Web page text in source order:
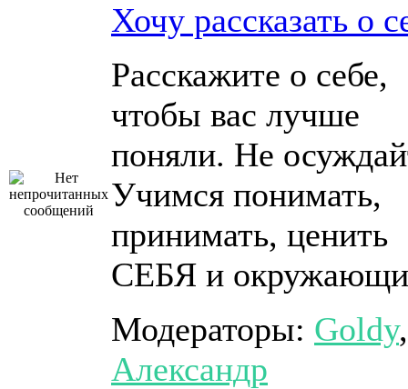
Хочу рассказать о
Расскажите о себе,
чтобы вас лучше
поняли. Не
Учимся понимать,
принимать, ценить
СЕБЯ и
Модераторы: Goldy,
Александр